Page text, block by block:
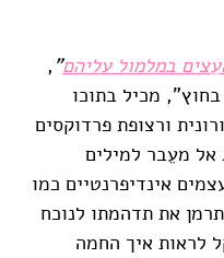
במלמול עליהם"
,
מכיל בתוכו
ורצופת פרדוקסים
אל מעֵבר למילים
אינדיפרנטיים כמו
את תדהמתו לנוכח
לראות איך החמה